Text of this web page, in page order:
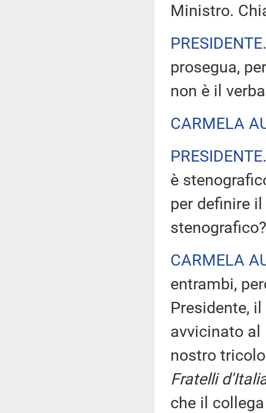
Ministro.
PRESIDENTE
prosegua,
non è il
CARMELA
PRESIDENTE
è
per definire
stenografico?
CARMELA
entrambi,
Presidente,
avvicinato al
nostro
Fratelli
che il